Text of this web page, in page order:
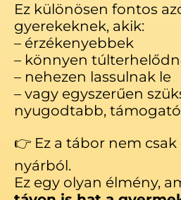
Ez különösen fontos
gyerekeknek, akik:
– érzékenyebbek
– könnyen
– nehezen lassulnak le
– vagy egyszerűen
nyugodtabb,
👉 Ez a tábor nem csak
nyárból.
Ez egy olyan élmény,